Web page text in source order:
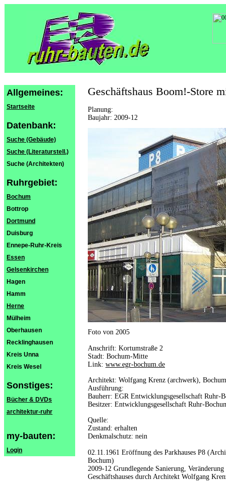
Allgemeines:
Startseite
Datenbank:
Suche (Gebäude)
Suche (Literaturstell.)
Suche (Architekten)
Ruhrgebiet:
Bochum
Bottrop
Dortmund
Duisburg
Ennepe-Ruhr-Kreis
Essen
Gelsenkirchen
Hagen
Hamm
Herne
Mülheim
Oberhausen
Recklinghausen
Kreis Unna
Kreis Wesel
Sonstiges:
Bücher & DVDs
architektur-ruhr
my-bauten:
Login
Geschäftshaus Boom!-Store
Planung:
Baujahr: 2009-12
Foto von 2005
Anschrift: Kortumstraße 2
Stadt: Bochum-Mitte
Link: www.egr-bochum.de
Architekt: Wolfgang Krenz (archwerk), Bochum
Ausführung:
Bauherr: EGR Entwicklungsgesellschaft Ruhr-
Besitzer: Entwicklungsgesellschaft Ruhr-
Quelle:
Zustand: erhalten
Denkmalschutz: nein
02.11.1961 Eröffnung des Parkhauses P8
Bochum)
2009-12 Grundlegende Sanierung,
Geschäftshauses durch Architekt Wolfgang